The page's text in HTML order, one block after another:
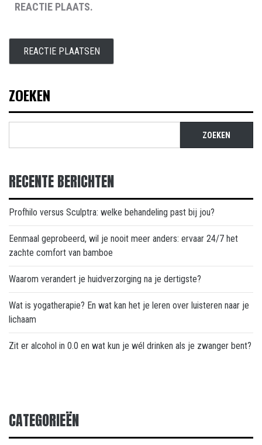
REACTIE PLAATS.
ZOEKEN
ZOEKEN
RECENTE BERICHTEN
Profhilo versus Sculptra: welke behandeling past bij jou?
Eenmaal geprobeerd, wil je nooit meer anders: ervaar 24/7 het
zachte comfort van bamboe
Waarom verandert je huidverzorging na je dertigste?
Wat is yogatherapie? En wat kan het je leren over luisteren naar je
lichaam
Zit er alcohol in 0.0 en wat kun je wél drinken als je zwanger bent?
CATEGORIEËN